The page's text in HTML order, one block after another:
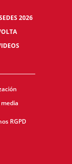
2026
RGPD